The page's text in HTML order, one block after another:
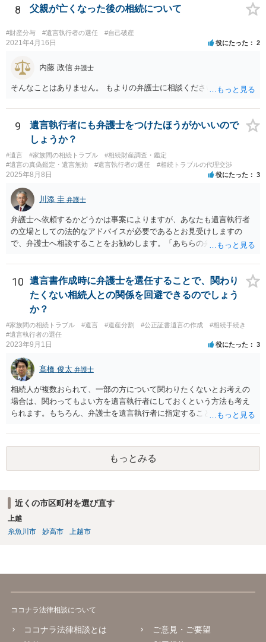
を依頼されるのも悪くはありませんが、感情的な理由が強いと思いま
8 父親が亡くなった後の相続について
#財産分与 #遺言執行者の選任 #自己破産
2021年4月16日 役にたった 2
内藤 政信 弁護士
そんなことはありません。 もよりの弁護士に相談ください。
9
遺言執行者にも弁護士をつけたほうがかいいので
しょうか？
#遺言 #家族間の相続トラブル
#相続財産調査・鑑定
#遺言の真偽鑑定・遺言無効
#遺言執行者の選任 #相続トラブルの代理交渉
2025年8月8日 役にたった 3
川添 圭 弁護士
弁護士へ依頼するかどうかは事案によりますが、あなたも遺言執行者
の立場としての法的なアドバイスが必要であるとお見受けしますの
で、弁護士へ相談することをお勧めします。「あちらの弁護士」（元
誘導しかしてこないと思います。
10
遺言書作成時に弁護士を選任することで、関わり
たくない相続人との関係を回避できるのでしょう
か？
#家族間の相続トラブル #遺言 #遺産分割 #公正証書遺言の作成
#相続手続き
#遺言執行者の選任
2023年9月1日 役にたった 3
髙橋 俊太 弁護士
相続人が複数おられて、一部の方について関わりたくないとお考えの
場合は、関わってもよい方を遺言執行者にしておくという方法も考え
られます。もちろん、弁護士を遺言執行者に指定することもできます
方に再委任の権限を付与しておくという方法もあります。 一度、弁護
士に直接ご相談されることをお勧めいたします。
もっとみる
近くの市区町村を選び直す
上越
糸魚川市
妙高市 上越市
ココナラ法律相談について
ココナラ法律相談とは
ご意見・ご要望